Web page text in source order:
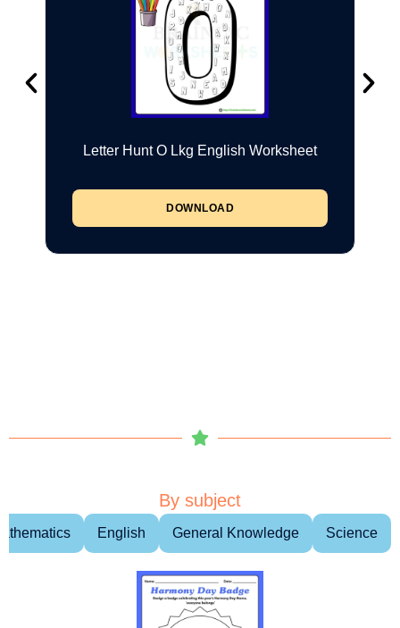
Letter Hunt O Lkg English Worksheet
DOWNLOAD
By subject
English General Knowledge Science